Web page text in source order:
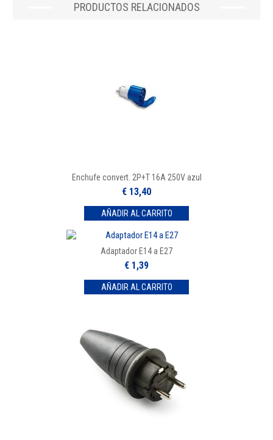
PRODUCTOS RELACIONADOS
Enchufe convert. 2P+T 16A 250V azul
€ 13,40
Adaptador E14 a E27
€ 1,39